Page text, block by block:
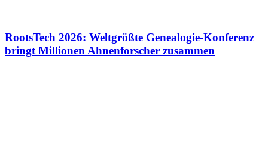
RootsTech 2026: Weltgrößte Genealogie-Konferenz
bringt Millionen Ahnenforscher zusammen